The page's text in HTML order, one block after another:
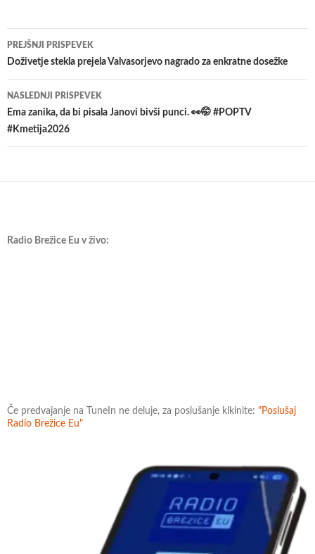
Krmarjenje
po
prispevkih
PREJŠNJI PRISPEVEK
Doživetje stekla prejela Valvasorjevo nagrado za enkratne dosežke
NASLEDNJI PRISPEVEK
Ema zanika, da bi pisala Janovi bivši punci. 👀🤭 #POPTV
#Kmetija2026
Radio Brežice Eu v živo:
Če predvajanje na TuneIn ne deluje, za poslušanje klkinite: "Poslušaj
Radio Brežice Eu"